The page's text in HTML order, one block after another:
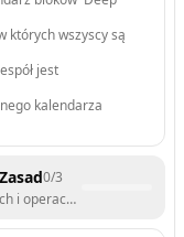
których wszyscy są
jest
kalendarza
0/3
i operacyjnych dla zespołu.